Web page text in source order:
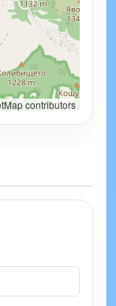
contributors